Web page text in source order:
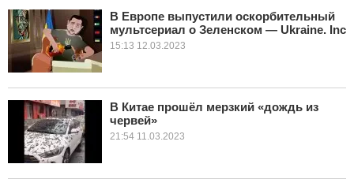
В Европе выпустили оскорбительный
мультсериал о Зеленском — Ukraine. Inc
15:13 12.03.2023
В Китае прошёл мерзкий «дождь из
червей»
21:54 11.03.2023